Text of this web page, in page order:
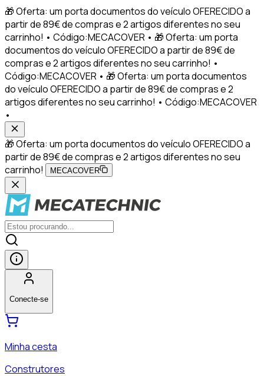
🎁 Oferta: um porta documentos do veículo OFERECIDO a
partir de 89€ de compras e 2 artigos diferentes no seu
carrinho! • Código:MECACOVER • 🎁 Oferta: um porta
documentos do veículo OFERECIDO a partir de 89€ de
compras e 2 artigos diferentes no seu carrinho! •
Código:MECACOVER • 🎁 Oferta: um porta documentos
do veículo OFERECIDO a partir de 89€ de compras e 2
artigos diferentes no seu carrinho! • Código:MECACOVER
•
🎁 Oferta: um porta documentos do veículo OFERECIDO a
partir de 89€ de compras e 2 artigos diferentes no seu
carrinho!
MECACOVER
Conecte-se
Minha cesta
Construtores